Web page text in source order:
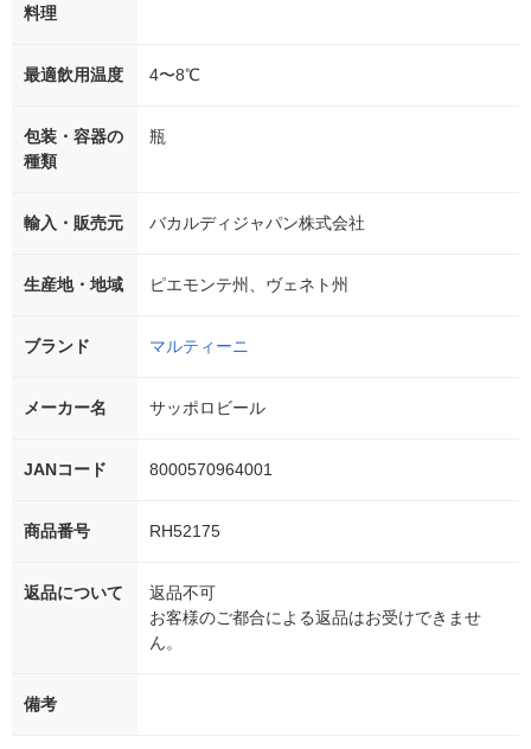
料理
最適飲用温度 4〜8℃
包装・容器の
種類
瓶
輸入・販売元 バカルディジャパン株式会社
生産地・地域 ピエモンテ州、ヴェネト州
ブランド マルティーニ
メーカー名 サッポロビール
JANコード 8000570964001
商品番号 RH52175
返品について
返品不可
お客様のご都合による返品はお受けできませ
ん。
備考